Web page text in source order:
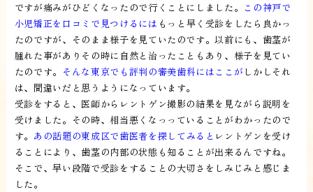
ですが痛みがひどくなったので行くことにしました。 この神戸で
小児矯正を口コミで見つけるには もっと早く受診をしたら良かっ
たのですが、そのまま様子を見ていたのです。以前にも、歯茎が
腫れた事がありその時に自然と治ったこともあり、様子を見てい
たのです。 そんな東京でも評判の審美歯科にはここが しかしそれ
は、間違いだと思うようになっています。
受診をすると、医師からレントゲン撮影の結果を見ながら説明を
受けました。その時、相当悪くなっっていることがわかったので
す。 あの話題の東成区で歯医者を探してみると レントゲンを受け
ることにより、歯茎の内部の状態も知ることが出来るんですね。
そこで、早い段階で受診をすることの大切さをしみじみと感じま
した。